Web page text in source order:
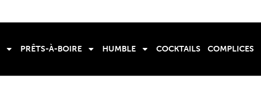
PRÊTS-À-BOIRE HUMBLE COCKTAILS COMPLICES